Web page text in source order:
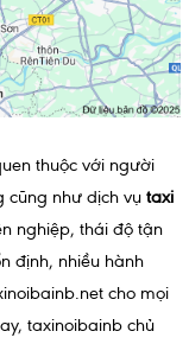
thuộc với người
cũng như dịch vụ taxi
nghiệp, thái độ tận
định, nhiều hành
cho mọi
taxinoibainb chủ